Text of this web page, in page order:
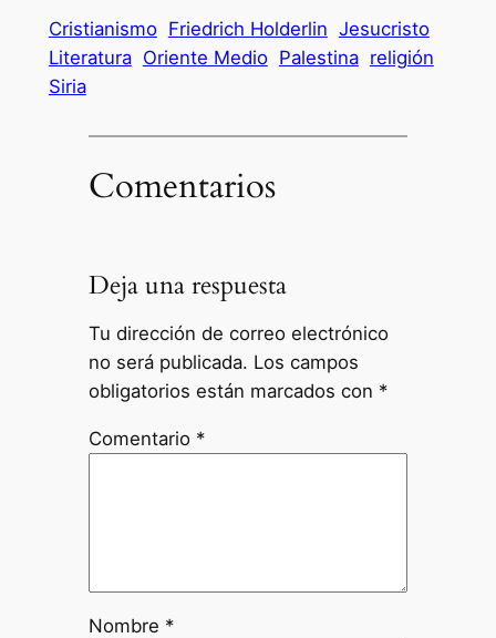
Cristianismo Friedrich Holderlin Jesucristo
Literatura Oriente Medio Palestina religión
Siria
Comentarios
Deja una respuesta
Tu dirección de correo electrónico
no será publicada. Los campos
obligatorios están marcados con *
Comentario *
Nombre *